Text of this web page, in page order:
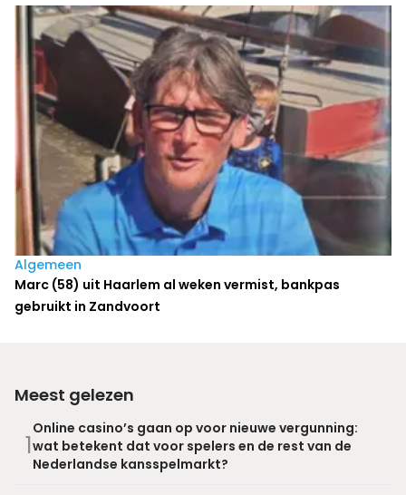
Algemeen
Marc (58) uit Haarlem al weken vermist, bankpas
gebruikt in Zandvoort
Meest gelezen
1
Online casino’s gaan op voor nieuwe vergunning:
wat betekent dat voor spelers en de rest van de
Nederlandse kansspelmarkt?